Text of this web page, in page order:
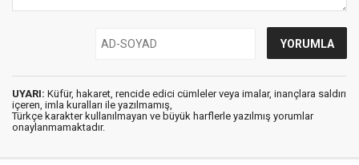
UYARI: Küfür, hakaret, rencide edici cümleler veya imalar, inançlara saldırı
içeren, imla kuralları ile yazılmamış,
Türkçe karakter kullanılmayan ve büyük harflerle yazılmış yorumlar
onaylanmamaktadır.